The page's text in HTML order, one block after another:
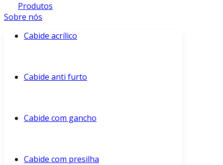
Produtos
Sobre nós
Cabide acrílico
Cabide anti furto
Cabide com gancho
Cabide com presilha